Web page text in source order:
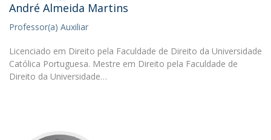
André Almeida Martins
Professor(a) Auxiliar
Licenciado em Direito pela Faculdade de Direito da Universidade
Católica Portuguesa. Mestre em Direito pela Faculdade de
Direito da Universidade…